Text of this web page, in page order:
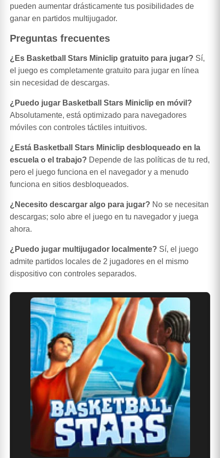
pueden aumentar drásticamente tus posibilidades de
ganar en partidos multijugador.
Preguntas frecuentes
¿Es Basketball Stars Miniclip gratuito para jugar? Sí,
el juego es completamente gratuito para jugar en línea
sin necesidad de descargas.
¿Puedo jugar Basketball Stars Miniclip en móvil?
Absolutamente, está optimizado para navegadores
móviles con controles táctiles intuitivos.
¿Está Basketball Stars Miniclip desbloqueado en la
escuela o el trabajo? Depende de las políticas de tu red,
pero el juego funciona en el navegador y a menudo
funciona en sitios desbloqueados.
¿Necesito descargar algo para jugar? No se necesitan
descargas; solo abre el juego en tu navegador y juega
ahora.
¿Puedo jugar multijugador localmente? Sí, el juego
admite partidos locales de 2 jugadores en el mismo
dispositivo con controles separados.